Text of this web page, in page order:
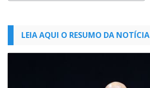
LEIA AQUI O RESUMO DA NOTÍCIA